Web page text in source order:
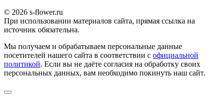
© 2026 s-flower.ru
При использовании материалов сайта, прямая ссылка на
источник обязательна.
Мы получаем и обрабатываем персональные данные
посетителей нашего сайта в соответствии с официальной
политикой. Если вы не даёте согласия на обработку своих
персональных данных, вам необходимо покинуть наш сайт.